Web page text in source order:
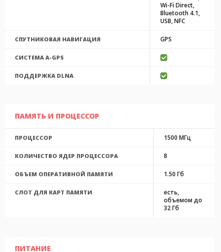
Wi-Fi Direct,
Bluetooth 4.1,
USB, NFC
СПУТНИКОВАЯ НАВИГАЦИЯ GPS
CИСТЕМА A-GPS
ПОДДЕРЖКА DLNA
ПАМЯТЬ И ПРОЦЕССОР
ПРОЦЕССОР 1500 МГц
КОЛИЧЕСТВО ЯДЕР ПРОЦЕССОРА 8
ОБЪЕМ ОПЕРАТИВНОЙ ПАМЯТИ 1.50 Гб
СЛОТ ДЛЯ КАРТ ПАМЯТИ
есть,
объемом до
32 Гб
ПИТАНИЕ